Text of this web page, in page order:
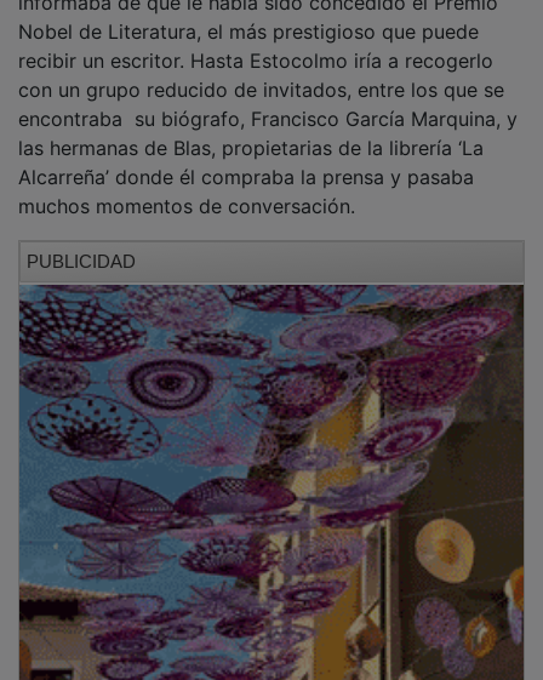
Nobel de Literatura, el más prestigioso que puede
recibir un escritor. Hasta Estocolmo iría a recogerlo
con un grupo reducido de invitados, entre los que se
encontraba su biógrafo, Francisco García Marquina, y
las hermanas de Blas, propietarias de la librería ‘La
Alcarreña’ donde él compraba la prensa y pasaba
muchos momentos de conversación.